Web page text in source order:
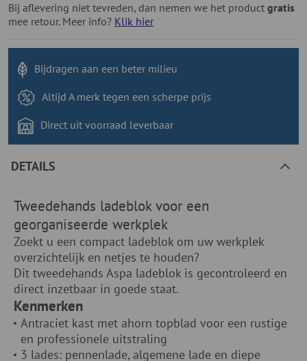
Bij aflevering niet tevreden, dan nemen we het product gratis
mee retour. Meer info? Klik hier
Bijdragen aan een beter milieu
Altijd A merk tegen een scherpe prijs
Direct uit voorraad leverbaar
DETAILS
Tweedehands ladeblok voor een
georganiseerde werkplek
Zoekt u een compact ladeblok om uw werkplek
overzichtelijk en netjes te houden?
Dit tweedehands Aspa ladeblok is gecontroleerd en
direct inzetbaar in goede staat.
Kenmerken
Antraciet kast met ahorn topblad voor een rustige
en professionele uitstraling
3 lades: pennenlade, algemene lade en diepe